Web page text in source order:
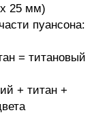
25 мм)
пуансона:
= титановый
+ титан +